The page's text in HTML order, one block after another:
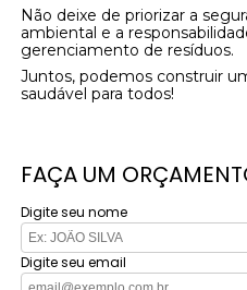
Não deixe de priorizar a
ambiental e a
gerenciamento de resíduos.
Juntos, podemos construir
saudável para todos!
FAÇA UM
Digite seu nome
Digite seu email